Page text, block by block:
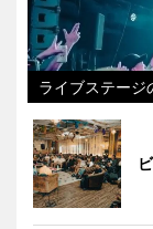
ライブステージ